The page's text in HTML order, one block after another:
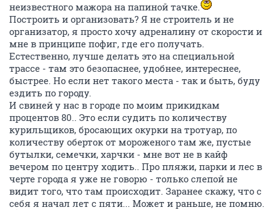
неизвестного мажора на папиной тачке.
Построить и организовать? Я не строитель и не
организатор, я просто хочу адреналину от скорости и
мне в принципе пофиг, где его получать.
Естественно, лучше делать это на специальной
трассе - там это безопаснее, удобнее, интереснее,
быстрее. Но если нет такого места - так и быть, буду
ездить по городу.
И свиней у нас в городе по моим прикидкам
процентов 80.. Это если судить по количеству
курильщиков, бросающих окурки на тротуар, по
количеству оберток от мороженого там же, пустые
бутылки, семечки, харчки - мне вот не в кайф
вечером по центру ходить.. Про пляжи, парки и лес в
черте города я уже не говорю - только слепой не
видит того, что там происходит. Заранее скажу, что с
себя я начал лет с пяти... Может и раньше, не помню.